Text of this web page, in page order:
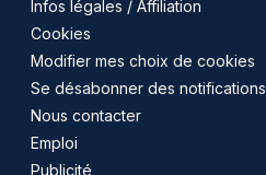
Infos légales / Affiliation
Cookies
Modifier mes choix de cookies
Se désabonner des notifications
Nous contacter
Emploi
Publicité